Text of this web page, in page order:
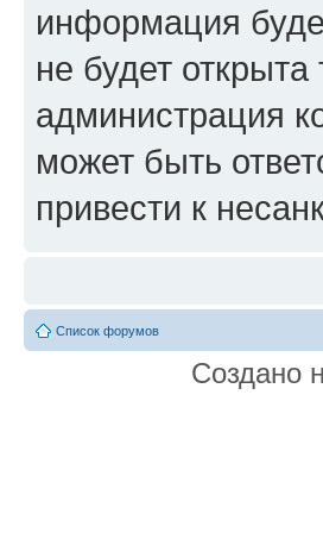
информация
не будет
администрация
может быть
привести к
Список форумов
Создано